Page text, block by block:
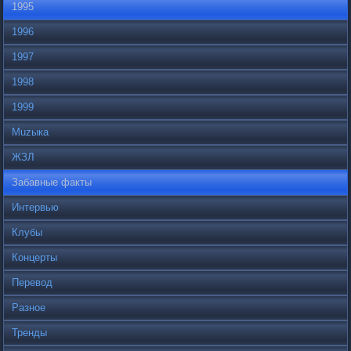
1995
1996
1997
1998
1999
Muzыка
ЖЗЛ
Забавные факты
Интервью
Клубы
Концерты
Перевод
Разное
Тренды